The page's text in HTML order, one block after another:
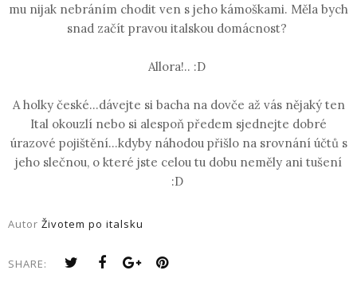
mu nijak nebráním chodit ven s jeho kámoškami. Měla bych
snad začít pravou italskou domácnost?
Allora!.. :D
A holky české...dávejte si bacha na dovče až vás nějaký ten
Ital okouzlí nebo si alespoň předem sjednejte dobré
úrazové pojištění...kdyby náhodou přišlo na srovnání účtů s
jeho slečnou, o které jste celou tu dobu neměly ani tušení
:D
Autor Životem po italsku
SHARE: